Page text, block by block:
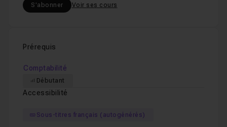
S'abonner Voir ses cours
Prérequis
Comptabilité
Débutant
Accessibilité
Sous-titres français (autogénérés)